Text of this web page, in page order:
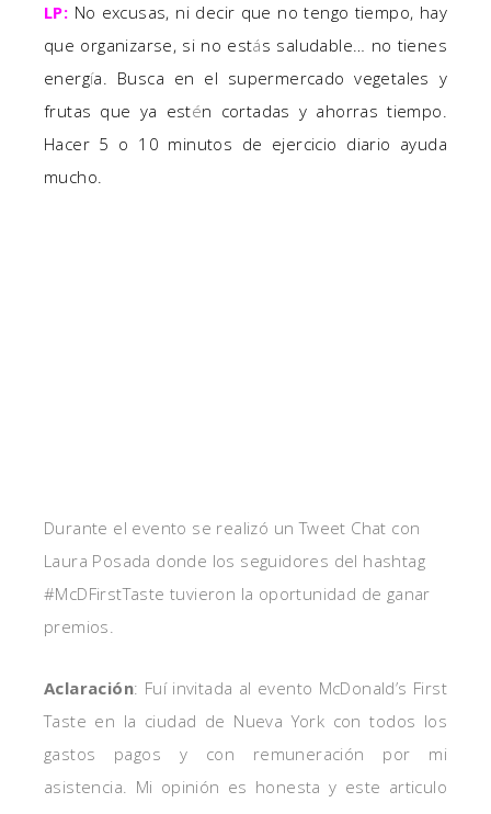
LP: No excusas, ni decir que no tengo tiempo, hay
que organizarse, si no estás saludable… no tienes
energía. Busca en el supermercado vegetales y
frutas que ya estén cortadas y ahorras tiempo.
Hacer 5 o 10 minutos de ejercicio diario ayuda
mucho.
Durante el evento se realizó un Tweet Chat con
Laura Posada donde los seguidores del hashtag
#McDFirstTaste tuvieron la oportunidad de ganar
premios.
Aclaración: Fuí invitada al evento McDonald’s First
Taste en la ciudad de Nueva York con todos los
gastos pagos y con remuneración por mi
asistencia. Mi opinión es honesta y este articulo